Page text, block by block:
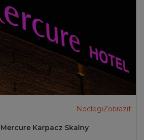
NoclegiZobrazit
Karpacz Skalny